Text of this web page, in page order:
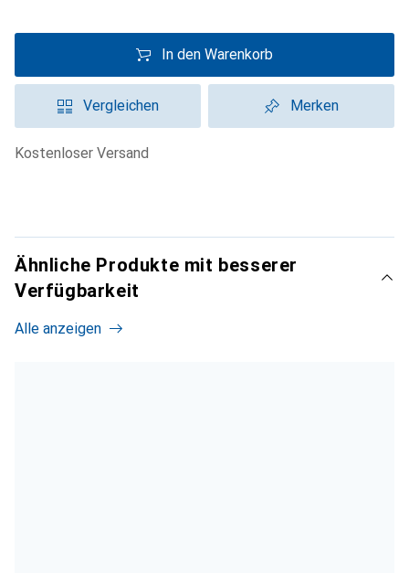
In den Warenkorb
Vergleichen Merken
kostenloser Versand
Ähnliche Produkte mit besserer
Verfügbarkeit
Alle anzeigen